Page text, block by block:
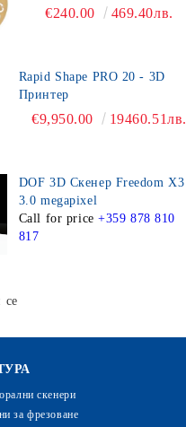
€240.00 469.40лв.
Rapid Shape PRO 20 - 3D
Принтер
€9,950.00 19460.51лв.
DOF 3D Скенер Freedom X3
3.0 megapixel
Call for price +359 878 810
817
се
скенери
за фрезоване